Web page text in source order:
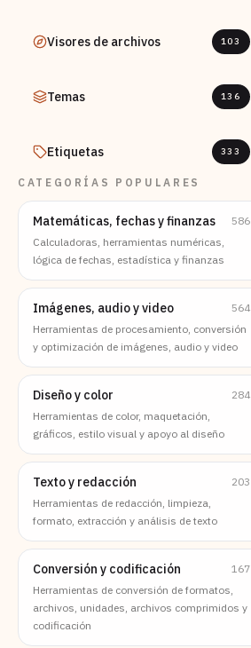
Visores de archivos 103
Temas 136
Etiquetas 333
CATEGORÍAS POPULARES
Matemáticas, fechas y finanzas
586
Calculadoras, herramientas numéricas,
lógica de fechas, estadística y finanzas
Imágenes, audio y video
564
Herramientas de procesamiento, conversión
y optimización de imágenes, audio y video
Diseño y color
284
Herramientas de color, maquetación,
gráficos, estilo visual y apoyo al diseño
Texto y redacción
203
Herramientas de redacción, limpieza,
formato, extracción y análisis de texto
Conversión y codificación
167
Herramientas de conversión de formatos,
archivos, unidades, archivos comprimidos y
codificación